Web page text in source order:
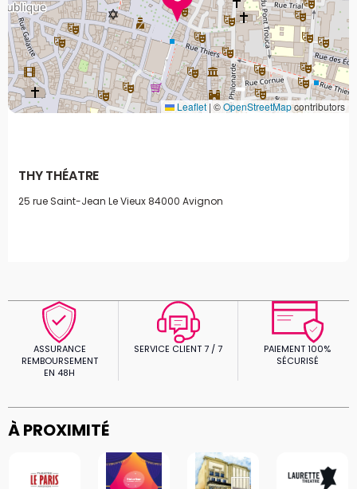
Leaflet | ©OpenStreetMapcontributors
THY THÉATRE
25 rue Saint-Jean Le Vieux 84000 Avignon
ASSURANCE
REMBOURSEMENT
EN 48H
SERVICE CLIENT 7 / 7
PAIEMENT 100%
SÉCURISÉ
À PROXIMITÉ